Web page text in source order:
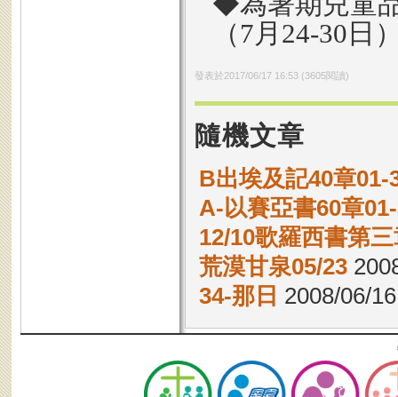
（7月24-30日
發表於2017/06/17 16:53(3605閱讀)
隨機文章
B出埃及記40章
A-以賽亞書60章
12/10歌羅西書第
荒漠甘泉05/23
34-那日 2008/06/